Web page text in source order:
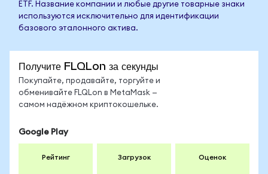
ETF. Название компании и любые другие товарные знаки
используются исключительно для идентификации
базового эталонного актива.
Получите FLQLon за секунды
Покупайте, продавайте, торгуйте и
обменивайте FLQLon в MetaMask —
самом надёжном криптокошельке.
Google Play
Рейтинг Загрузок Оценок